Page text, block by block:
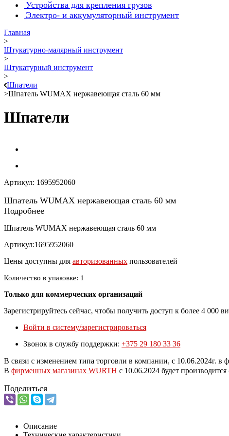
Устройства для крепления грузов
Электро- и аккумуляторный инструмент
Главная
>
Штукатурно-малярный инструмент
>
Штукатурный инструмент
>
Шпатели
>Шпатель WUMAX нержавеющая сталь 60 мм
Шпатели
Артикул: 1695952060
Шпатель WUMAX нержавеющая сталь 60 мм
Подробнее
Шпатель WUMAX нержавеющая сталь 60 мм
Артикул:1695952060
Цены доступны для авторизованных пользователей
Количество в упаковке: 1
Только для коммерческих организаций
Зарегистрируйтесь сейчас, чтобы получить доступ к более 4 000
Войти в систему/зарегистрироваться
Звонок в службу поддержки: +375 29 180 33 36
В связи с изменением типа торговли в компании, с 10.06.2024г.
В фирменных магазинах WURTH c 10.06.2024 будет
Поделиться
Описание